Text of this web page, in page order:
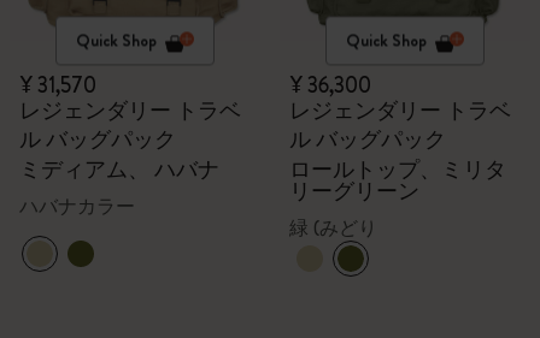
Quick Shop
¥ 31,570
レジェンダリー トラベ
ル バッグパック
ミディアム、 ハバナ
ハバナカラー
Quick Shop
¥ 36,300
レジェンダリー トラベ
ル バッグパック
ロールトップ、ミリタ
リーグリーン
緑 (みどり